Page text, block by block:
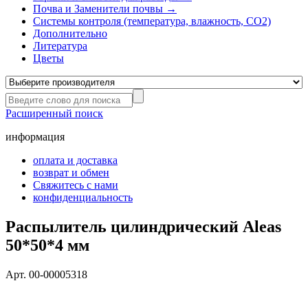
Почва и Заменители почвы →
Системы контроля (температура, влажность, СО2)
Дополнительно
Литература
Цветы
Расширенный поиск
информация
оплата и доставка
возврат и обмен
Свяжитесь с нами
конфиденциальность
Распылитель цилиндрический Aleas
50*50*4 мм
Арт. 00-00005318